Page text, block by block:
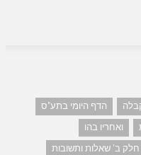
הדף היומי בתע"ס
ואחריו בהו
חלק ב' שאלות ותשובות